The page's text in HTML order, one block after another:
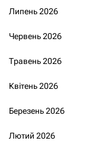
Липень 2026
Червень 2026
Травень 2026
Квітень 2026
Березень 2026
Лютий 2026